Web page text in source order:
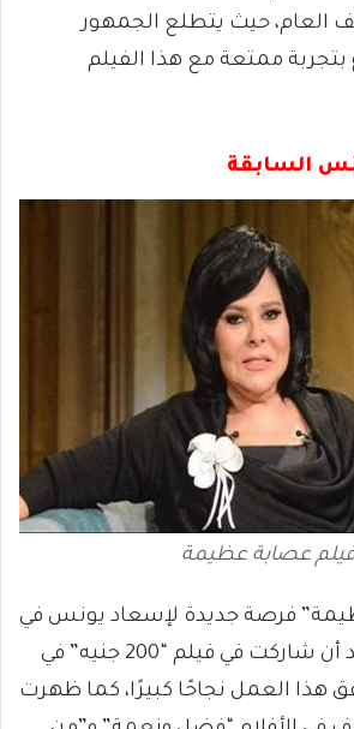
حيث يتطلع الجمهور
ممتعة مع هذا الفيلم
السابقة
عصابة عظيمة
فرصة جديدة لإسعاد يونس في
مجال السينما، بعد أن شاركت في فيلم “200 جنيه” في
هذا العمل نجاحًا كبيرًا، كما ظهرت